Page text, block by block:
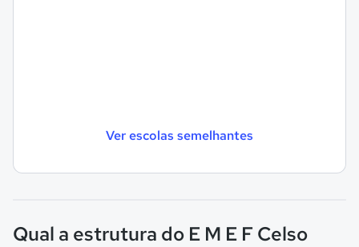
Ver escolas semelhantes
Qual a estrutura do E M E F Celso